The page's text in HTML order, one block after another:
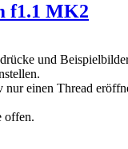
f1.1 MK2
und
einen Thread
offen.